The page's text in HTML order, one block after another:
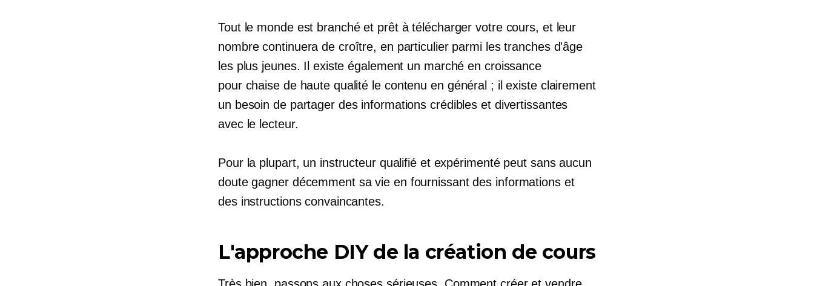
Tout le monde est branché et prêt à télécharger votre cours, et leur
nombre continuera de croître, en particulier parmi les tranches d'âge
les plus jeunes. Il existe également un marché en croissance
pour chaise de haute qualité le contenu en général ; il existe clairement
un besoin de partager des informations crédibles et divertissantes
avec le lecteur.
Pour la plupart, un instructeur qualifié et expérimenté peut sans aucun
doute gagner décemment sa vie en fournissant des informations et
des instructions convaincantes.
L'approche DIY de la création de cours